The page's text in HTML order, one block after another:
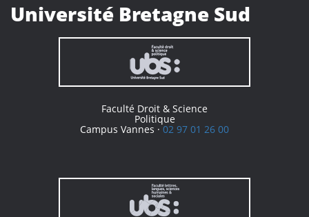
Université Bretagne Sud
Faculté Droit & Science
Politique
Campus Vannes ·02 97 01 26 00